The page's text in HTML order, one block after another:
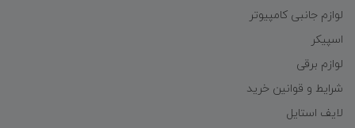
لوازم جانبی کامپیوتر
اسپیکر
لوازم برقی
شرایط و قوانین خرید
لایف استایل